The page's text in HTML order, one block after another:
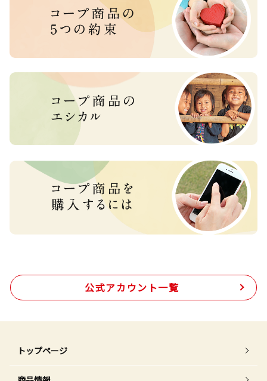
公式アカウント一覧
トップページ